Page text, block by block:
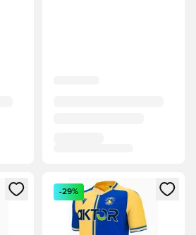
bejelentkezéshez vagy a tagként
Megnyit egy modált a
-29%